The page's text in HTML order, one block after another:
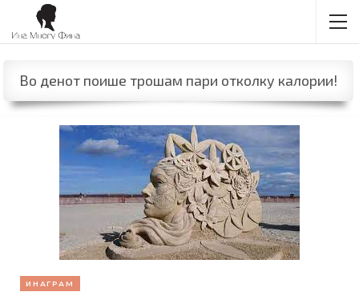
Во денот поише трошам пари отколку калории!
ИНАГРАМ